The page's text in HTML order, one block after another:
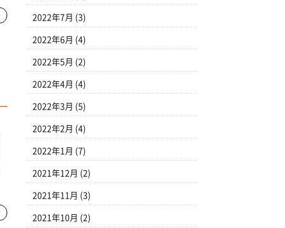
2022年7月 (3)
2022年6月 (4)
2022年5月 (2)
2022年4月 (4)
2022年3月 (5)
2022年2月 (4)
2022年1月 (7)
2021年12月 (2)
2021年11月 (3)
2021年10月 (2)